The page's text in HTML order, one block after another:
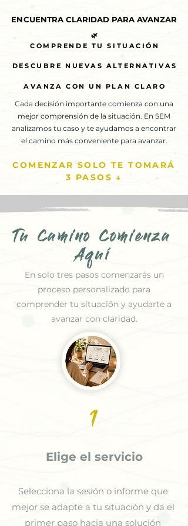
ENCUENTRA CLARIDAD PARA AVANZAR
ENCUENTRA CLARIDAD PARA AVANZAR
🌿
COMPRENDE TU SITUACIÓN
DESCUBRE NUEVAS ALTERNATIVAS
AVANZA CON UN PLAN CLARO
🌿
COMPRENDE TU SITUACIÓN
DESCUBRE NUEVAS ALTERNATIVAS
AVANZA CON UN PLAN CLARO
Cada decisión importante comienza con una
mejor comprensión de la situación. En SEM
analizamos tu caso y te ayudamos a encontrar
el camino más conveniente para avanzar.
COMENZAR SOLO TE TOMARÁ
3 PASOS ↓
Tu Camino Comienza
Aquí
En solo tres pasos comenzarás un
proceso personalizado para
comprender tu situación y ayudarte a
avanzar con claridad.
1
Elige el servicio
Selecciona la sesión o informe que
mejor se adapte a tu situación y da el
primer paso hacia una solución